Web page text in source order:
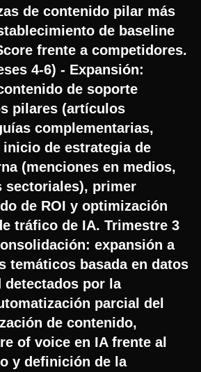
de contenido pilar más
de baseline
frente a competidores.
4-6) - Expansión:
de soporte
pilares (artículos
complementarias,
de estrategia de
(menciones en medios,
sectoriales), primer
de ROI y optimización
tráfico de IA. Trimestre 3
expansión a
temáticos basada en datos
detectados por la
parcial del
de contenido,
of voice en IA frente al
y definición de la